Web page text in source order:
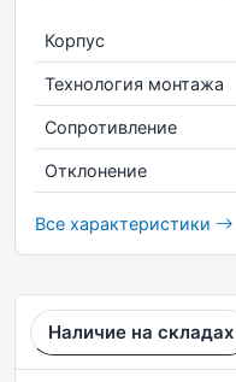
Корпус
Технология монтажа
Сопротивление
Отклонение
Все характеристики
Наличие на складах